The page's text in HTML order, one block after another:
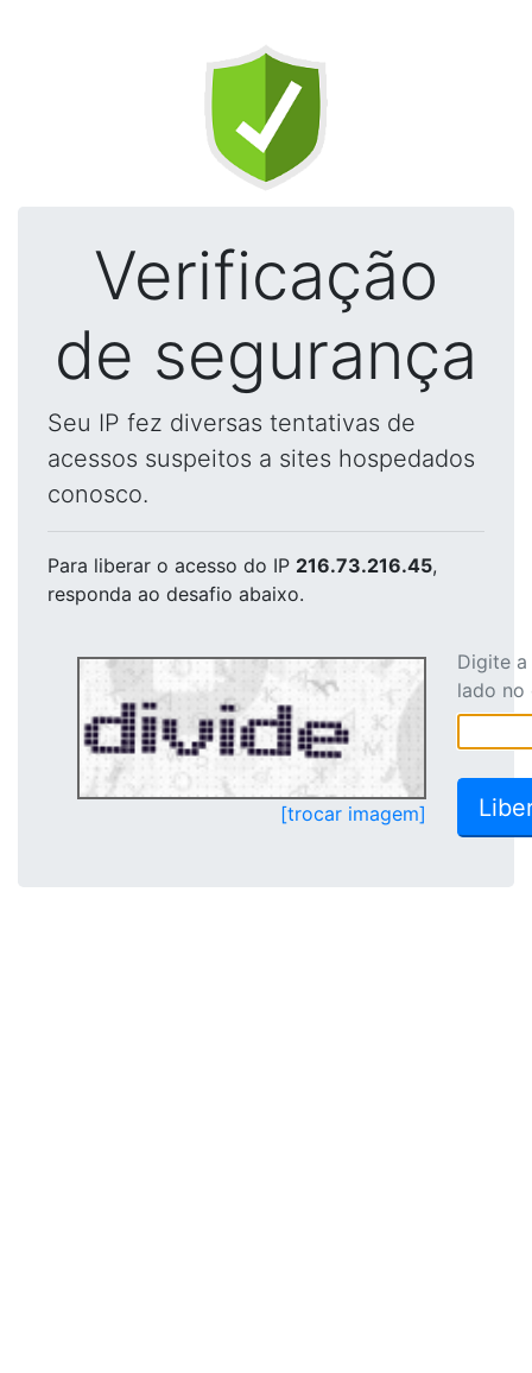
Verificação
de segurança
Seu IP fez diversas tentativas de
acessos suspeitos a sites hospedados
conosco.
Para liberar o acesso do IP 216.73.216.45,
responda ao desafio abaixo.
[trocar imagem]
Digite
lado no